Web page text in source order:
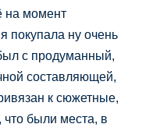
на момент
покупала ну очень
с продуманный,
составляющей,
к сюжетные,
были места, в